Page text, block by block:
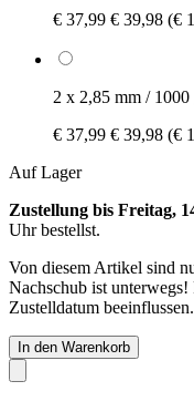
€ 37,99 € 39,98 (€
2 x 2,85 mm / 1000
€ 37,99 € 39,98 (€
Auf Lager
Zustellung bis Freitag,
Uhrbestellst.
Von diesem Artikel sind
Nachschub ist
Zustelldatum beeinflussen.
In den Warenkorb